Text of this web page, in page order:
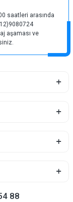
saatleri arasında
aşaması ve
88